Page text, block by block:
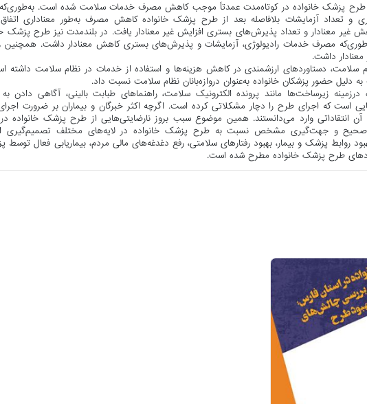
طرح پزشک خانواده در کوتاه‌مدت عمدتاً موجب کاهش مصرف خدمات سلامت شده است. به‌طوری‌که
آزمایشات بلافاصله بعد از طرح پزشک خانواده کاهش مصرف به‌طور معناداری اتفاق
غیر معنادار و تعداد پذیرش‌های بستری افزایش غیر معنادار یافت. در بلندمدت نیز طرح پزشک
مصرف خدمات رادیولوژی، آزمایشات و پذیرش‌های بستری کاهش معنادار داشت. همچنین
داشت.
سلامت، دستاوردهای ارزشمندی در کاهش هزینه‌ها و استفاده از خدمات در نظام سلامت داشته
حضور پزشکان خانواده به‌عنوان دروازه‌بانان نظام سلامت نسبت داد.
زیرساخت‌ها مانند پرونده الکترونیک سلامت، راهنماهای طبابت بالینی، آگاهی دادن به
است که اجرای طرح را دچار مشکلاتی کرده است. اگرچه اکثر خبرگان و بیماران بر ضرورت
آن انتقاداتی وارد می‌دانستند. همین موضوع سبب بروز نارضایتی‌هایی از طرح پزشک خانواده
و جهت‌گیری مشخص نسبت به طرح پزشک خانواده در لایه‌های مختلف تصمیم‌گیری
پزشک و بیمار، بهبود رفتارهای سلامتی، رفع دغدغه‌های مالی مردم، بیماریابی فعال توسط
طرح پزشک خانواده مطرح شده است.